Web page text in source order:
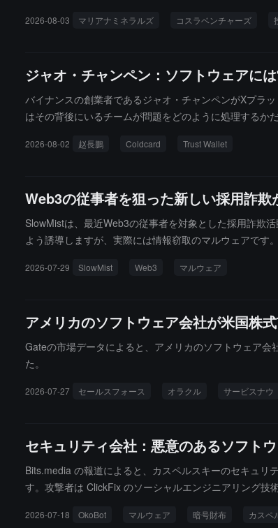
り組んでいます。同社は現在、2つの鉱山を運営してい
2026-08-03 マリアナミネラルズ コスラベンチャーズ
ジャオ・チャンペン：ソフトウェアに
バイナンスの創業者であるジャオ・チャンペンがXプラ
はその背後にいるチームが問題をどのように処理するか
7.7294 BTCを移動させました。データによると、現在
2026-08-02 赵長鵬 Coldcard Trust Wallet
Web3の従事者を狙った新しい採用詐
SlowMistは、最近Web3の従事者を対象とした採用詐欺
よう誘導しますが、実際には情報窃取のマルウェアで
する際には、見知らぬソフトウェアのインストールに注
2026-07-29 SlowMist Web3 マルウェア
アメリカのソフトウェア会社が米国株
Gateの市場データによると、アメリカのソフトウェア
た。
2026-07-27 セールスフォース オラクル サービスナウ
セキュリティ会社：悪意のあるソフト
Bits.media の報道によると、カスペルスキーのセキュリ
す。攻撃者は ClickFix のソーシャルエンジニアリング
MC Keylogger はキーボードとクリップボードの活動を
2026-07-18 OkoBot マルウェア 暗号財布 カスペ